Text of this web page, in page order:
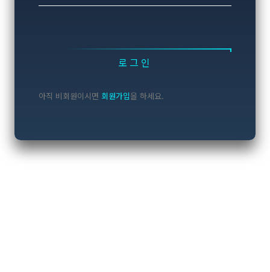
로그인
아직 비회원이시면 회원가입을 하세요.